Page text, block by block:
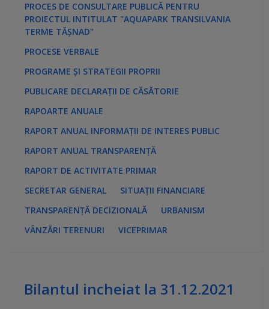
PROCES DE CONSULTARE PUBLICĂ PENTRU
PROIECTUL INTITULAT "AQUAPARK TRANSILVANIA
TERME TĂȘNAD"
PROCESE VERBALE
PROGRAME ȘI STRATEGII PROPRII
PUBLICARE DECLARAȚII DE CĂSĂTORIE
RAPOARTE ANUALE
RAPORT ANUAL INFORMAȚII DE INTERES PUBLIC
RAPORT ANUAL TRANSPARENȚĂ
RAPORT DE ACTIVITATE PRIMAR
SECRETAR GENERAL
SITUAȚII FINANCIARE
TRANSPARENȚĂ DECIZIONALĂ
URBANISM
VÂNZĂRI TERENURI
VICEPRIMAR
Bilantul incheiat la 31.12.2021